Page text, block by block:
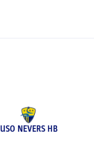
USO NEVERS HB